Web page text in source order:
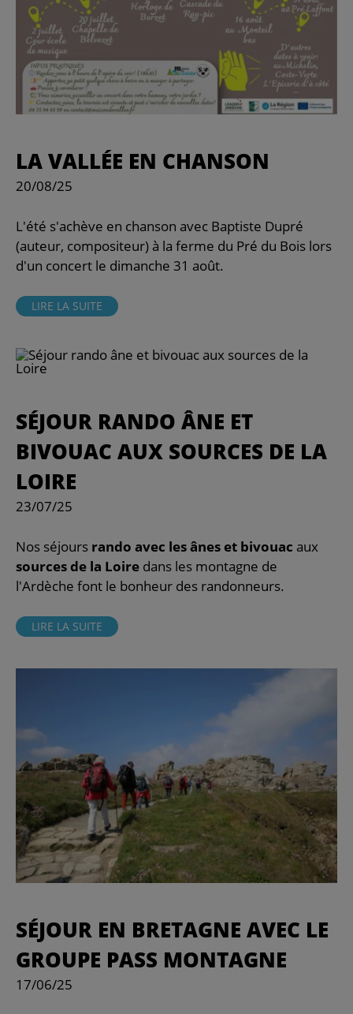
LA VALLÉE EN CHANSON
20/08/25
L'été s'achève en chanson avec Baptiste Dupré
(auteur, compositeur) à la ferme du Pré du Bois lors
d'un concert le dimanche 31 août.
LIRE LA SUITE
SÉJOUR RANDO ÂNE ET
BIVOUAC AUX SOURCES DE LA
LOIRE
23/07/25
Nos séjours rando avec les ânes et bivouac aux
sources de la Loire dans les montagne de
l'Ardèche font le bonheur des randonneurs.
LIRE LA SUITE
SÉJOUR EN BRETAGNE AVEC LE
GROUPE PASS MONTAGNE
17/06/25